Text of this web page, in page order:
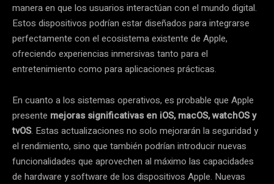
manera en que los usuarios interactúan con el mundo digital.
Estos dispositivos podrían estar diseñados para integrarse
perfectamente con el ecosistema existente de Apple,
ofreciendo experiencias inmersivas tanto para el
entretenimiento como para aplicaciones prácticas.
En cuanto a los sistemas operativos, es probable que Apple
presente mejoras significativas en iOS, macOS, watchOS y
tvOS. Estas actualizaciones no solo mejorarán la seguridad y
el rendimiento, sino que también podrían introducir nuevas
funcionalidades que aprovechen al máximo las capacidades
de hardware y software de los dispositivos Apple. Nuevas